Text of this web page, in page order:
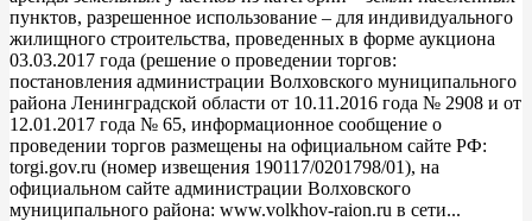
пунктов, разрешенное использование – для индивидуального
жилищного строительства, проведенных в форме аукциона
03.03.2017 года (решение о проведении торгов:
постановления администрации Волховского муниципального
района Ленинградской области от 10.11.2016 года № 2908 и от
12.01.2017 года № 65, информационное сообщение о
проведении торгов размещены на официальном сайте РФ:
torgi.gov.ru (номер извещения 190117/0201798/01), на
официальном сайте администрации Волховского
муниципального района: www.volkhov-raion.ru в сети...